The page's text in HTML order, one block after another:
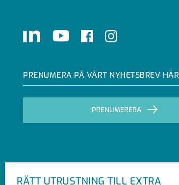
LinkedIn Youtube FacebookInstagram
PRENUMERA PÅ VÅRT NYHETSBREV HÄR
PRENUMERERA
RÄTT UTRUSTNING TILL EXTRA